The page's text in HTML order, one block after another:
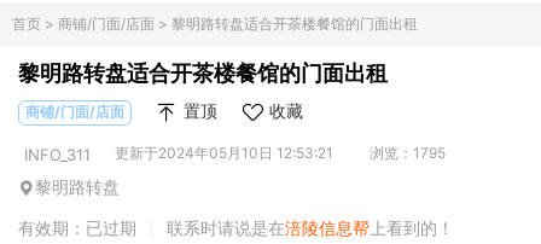
首页 > 商铺/门面/店面 > 黎明路转盘适合开茶楼餐馆的门面出租
黎明路转盘适合开茶楼餐馆的门面出租
商铺/门面/店面 置顶 收藏
INFO_311 更新于2024年05月10日 12:53:21 浏览：1795
黎明路转盘
有效期：已过期
联系时请说是在涪陵信息帮 上看到的！